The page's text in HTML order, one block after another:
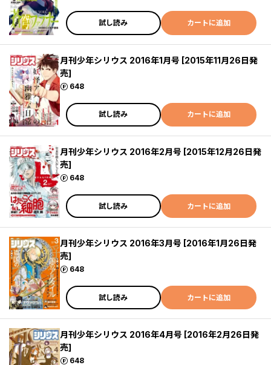
試し読み カートに追加
月刊少年シリウス 2016年1月号 [2015年11月26日発
売]
648
ポイント
試し読み カートに追加
月刊少年シリウス 2016年2月号 [2015年12月26日発
売]
648
ポイント
試し読み カートに追加
月刊少年シリウス 2016年3月号 [2016年1月26日発
売]
648
ポイント
試し読み カートに追加
月刊少年シリウス 2016年4月号 [2016年2月26日発
売]
648
ポイント